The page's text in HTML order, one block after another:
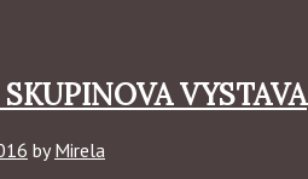
VYSTAVA
byMirela